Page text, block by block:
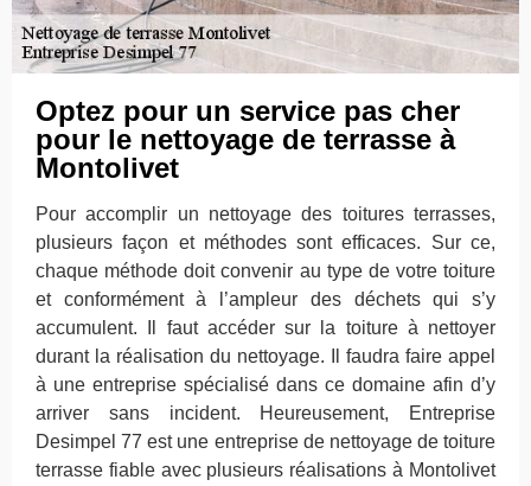
Optez pour un service pas cher
pour le nettoyage de terrasse à
Montolivet
Pour accomplir un nettoyage des toitures terrasses,
plusieurs façon et méthodes sont efficaces. Sur ce,
chaque méthode doit convenir au type de votre toiture
et conformément à l’ampleur des déchets qui s’y
accumulent. Il faut accéder sur la toiture à nettoyer
durant la réalisation du nettoyage. Il faudra faire appel
à une entreprise spécialisé dans ce domaine afin d’y
arriver sans incident. Heureusement, Entreprise
Desimpel 77 est une entreprise de nettoyage de toiture
terrasse fiable avec plusieurs réalisations à Montolivet